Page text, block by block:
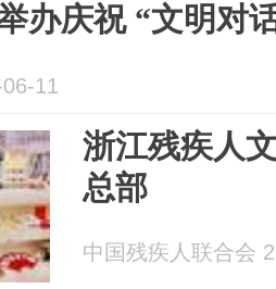
办庆祝 “文明对
11
浙江残疾人
总部
中国残疾人联合会